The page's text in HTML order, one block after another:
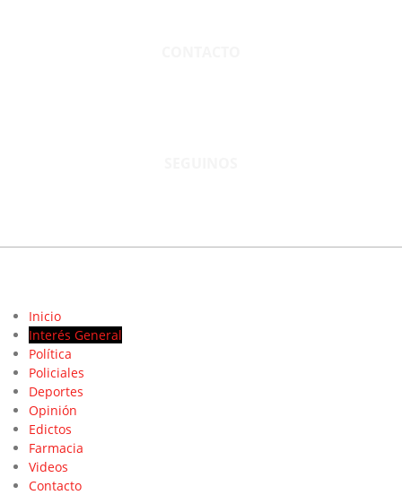
Inicio
Interés General
Política
Policiales
Deportes
Opinión
Edictos
Farmacia
Videos
Contacto